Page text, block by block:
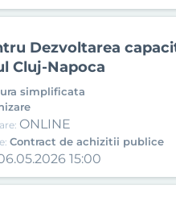
Dezvoltarea
Cluj-Napoca
simplificata
ONLINE
Contract de achizitii publice
15:00